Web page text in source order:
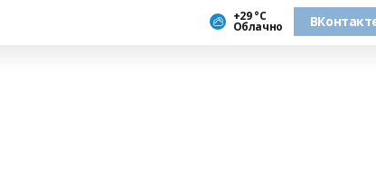
+29 °С
Облачно